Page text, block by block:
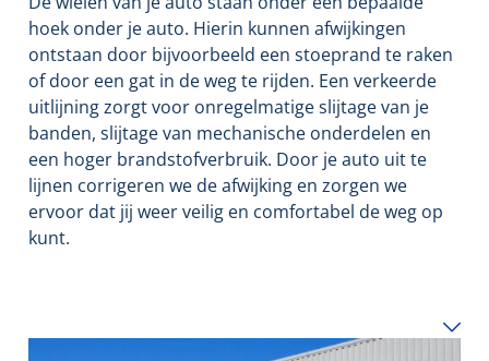
hoek onder je auto. Hierin kunnen afwijkingen
ontstaan door bijvoorbeeld een stoeprand te raken
of door een gat in de weg te rijden. Een verkeerde
uitlijning zorgt voor onregelmatige slijtage van je
banden, slijtage van mechanische onderdelen en
een hoger brandstofverbruik. Door je auto uit te
lijnen corrigeren we de afwijking en zorgen we
ervoor dat jij weer veilig en comfortabel de weg op
kunt.